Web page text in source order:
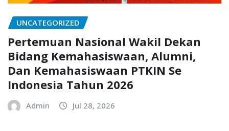
UNCATEGORIZED
Pertemuan Nasional Wakil Dekan
Bidang Kemahasiswaan, Alumni,
Dan Kemahasiswaan PTKIN Se
Indonesia Tahun 2026
Admin Jul 28, 2026